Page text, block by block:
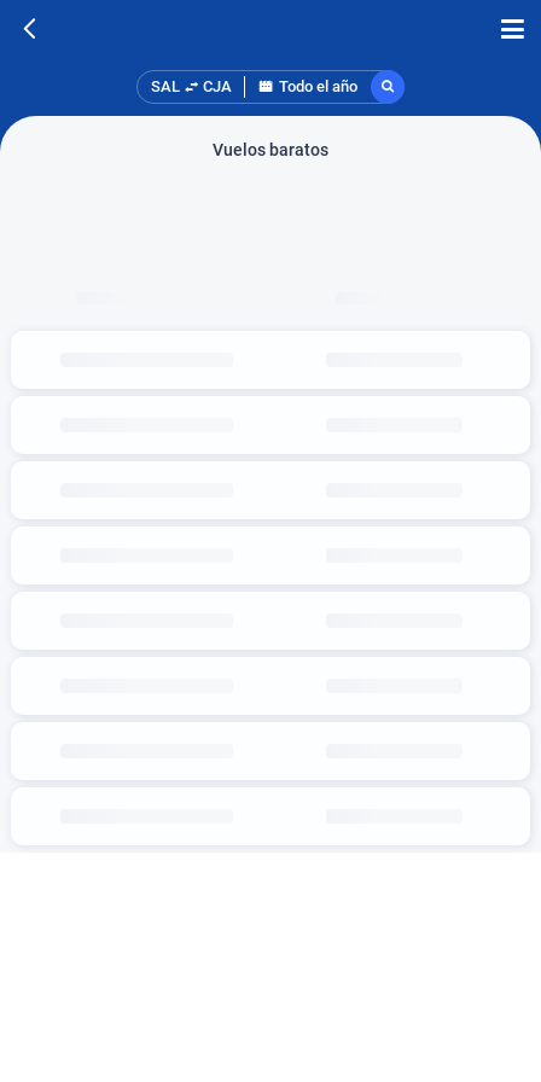
SAL CJA Todo el año
Vuelos baratos